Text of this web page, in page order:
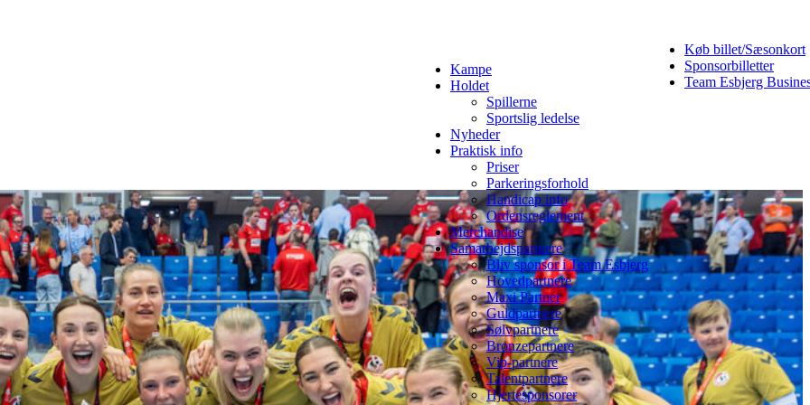
Køb billet/Sæsonkort
Sponsorbilletter
Team Esbjerg
Kampe
Holdet
Spillerne
Sportslig ledelse
Nyheder
Praktisk info
Priser
Parkeringsforhold
Handicap info
Ordensreglement
Merchandise
Samarbejdspartnere
Bliv sponsor i Team Esbjerg
Hovedpartnere
Maxi Partner
Guldpartnere
Sølvpartnere
Bronzepartnere
Vip-partnere
Talentpartnere
Hjertesponsorer